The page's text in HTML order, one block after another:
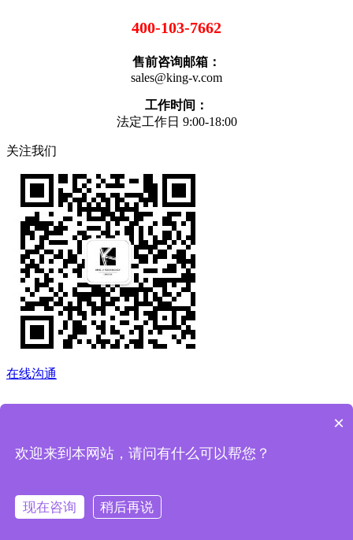
400-103-7662
售前咨询邮箱：
sales@king-v.com
工作时间：
法定工作日 9:00-18:00
关注我们
在线沟通
电话
×
欢迎来到本网站，请问有什么可以帮您？
现在咨询 稍后再说